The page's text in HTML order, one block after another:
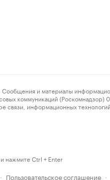
и материалы
коммуникаций
связи, информационных
нажмите Ctrl + Enter
· Пользовательское соглашение ·